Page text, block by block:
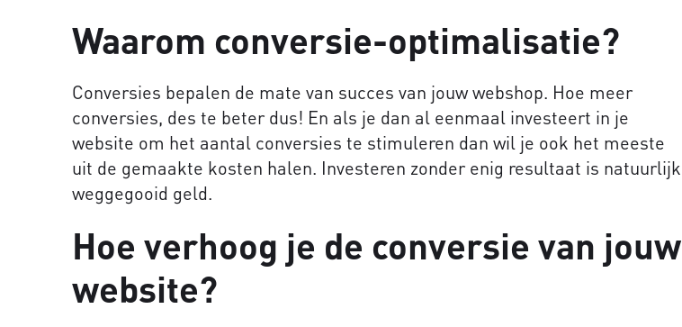
Waarom conversie-optimalisatie?
Conversies bepalen de mate van succes van jouw webshop. Hoe meer
conversies, des te beter dus! En als je dan al eenmaal investeert in je
website om het aantal conversies te stimuleren dan wil je ook het meeste
uit de gemaakte kosten halen. Investeren zonder enig resultaat is natuurlijk
weggegooid geld.
Hoe verhoog je de conversie van jouw
website?